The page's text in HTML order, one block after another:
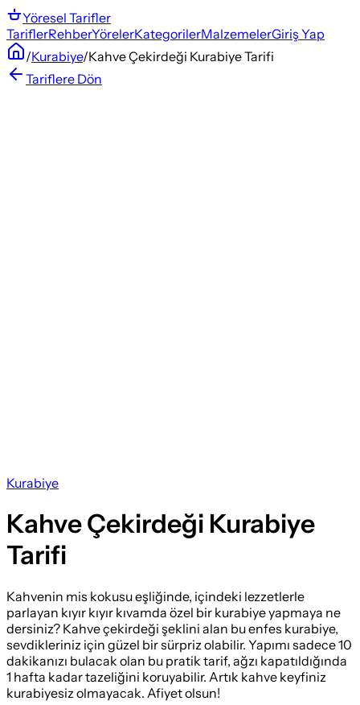
Yöresel Tarifler
TariflerRehberYörelerKategorilerMalzemelerGiriş Yap
/Kurabiye/Kahve Çekirdeği Kurabiye Tarifi
Tariflere Dön
Kurabiye
Kahve Çekirdeği Kurabiye
Tarifi
Kahvenin mis kokusu eşliğinde, içindeki lezzetlerle
parlayan kıyır kıyır kıvamda özel bir kurabiye yapmaya ne
dersiniz? Kahve çekirdeği şeklini alan bu enfes kurabiye,
sevdikleriniz için güzel bir sürpriz olabilir. Yapımı sadece 10
dakikanızı bulacak olan bu pratik tarif, ağzı kapatıldığında
1 hafta kadar tazeliğini koruyabilir. Artık kahve keyfiniz
kurabiyesiz olmayacak. Afiyet olsun!